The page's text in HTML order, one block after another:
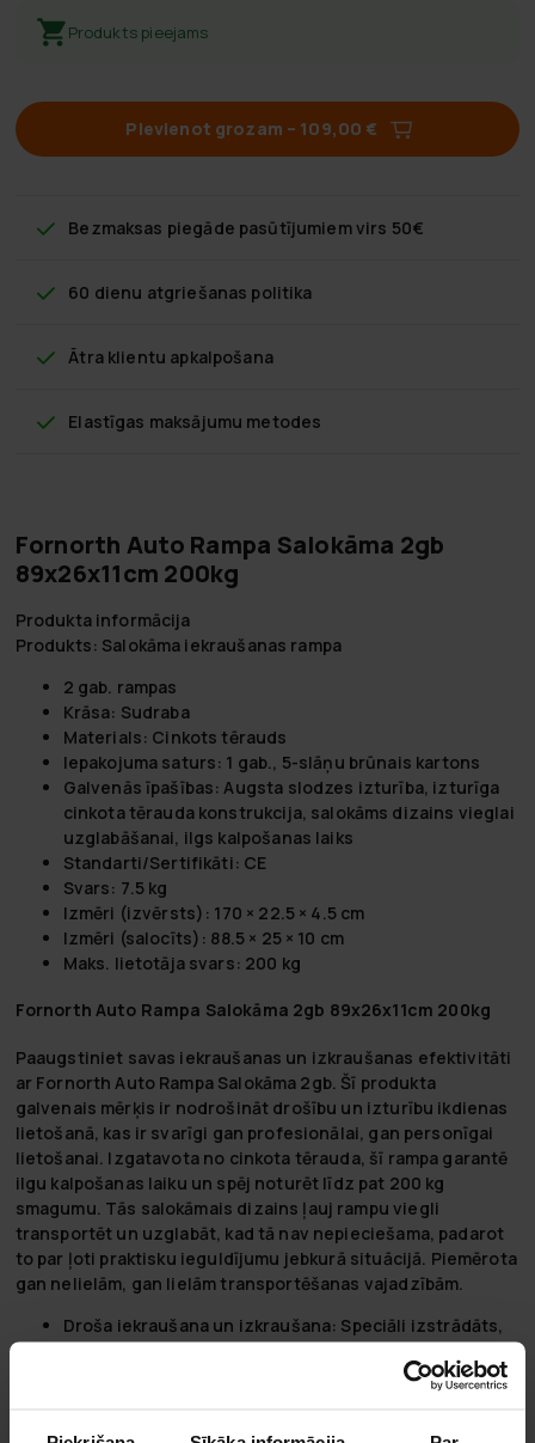
Produkts pieejams
Pievienot grozam – 109,00 €
Bezmaksas piegāde pasūtījumiem virs 50€
60 dienu atgriešanas politika
Ātra klientu apkalpošana
Elastīgas maksājumu metodes
Fornorth Auto Rampa Salokāma 2gb
89x26x11cm 200kg
Produkta informācija
Produkts: Salokāma iekraušanas rampa
2 gab. rampas
Krāsa: Sudraba
Materials: Cinkots tērauds
Iepakojuma saturs: 1 gab., 5-slāņu brūnais kartons
Galvenās īpašības: Augsta slodzes izturība, izturīga
cinkota tērauda konstrukcija, salokāms dizains vieglai
uzglabāšanai, ilgs kalpošanas laiks
Standarti/Sertifikāti: CE
Svars: 7.5 kg
Izmēri (izvērsts): 170 × 22.5 × 4.5 cm
Izmēri (salocīts): 88.5 × 25 × 10 cm
Maks. lietotāja svars: 200 kg
Fornorth Auto Rampa Salokāma 2gb 89x26x11cm 200kg
Paaugstiniet savas iekraušanas un izkraušanas efektivitāti
ar Fornorth Auto Rampa Salokāma 2gb. Šī produkta
galvenais mērķis ir nodrošināt drošību un izturību ikdienas
lietošanā, kas ir svarīgi gan profesionālai, gan personīgai
lietošanai. Izgatavota no cinkota tērauda, šī rampa garantē
ilgu kalpošanas laiku un spēj noturēt līdz pat 200 kg
smagumu. Tās salokāmais dizains ļauj rampu viegli
transportēt un uzglabāt, kad tā nav nepieciešama, padarot
to par ļoti praktisku ieguldījumu jebkurā situācijā. Piemērota
gan nelielām, gan lielām transportēšanas vajadzībām.
Droša iekraušana un izkraušana: Speciāli izstrādāts,
lai nodrošinātu augstu drošības līmeni ikdienas